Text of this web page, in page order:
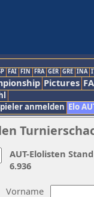
FAI FIN FRA GER GRE INA
Pictures
anmelden Elo
Vorname
AUT-Elolisten
6.936